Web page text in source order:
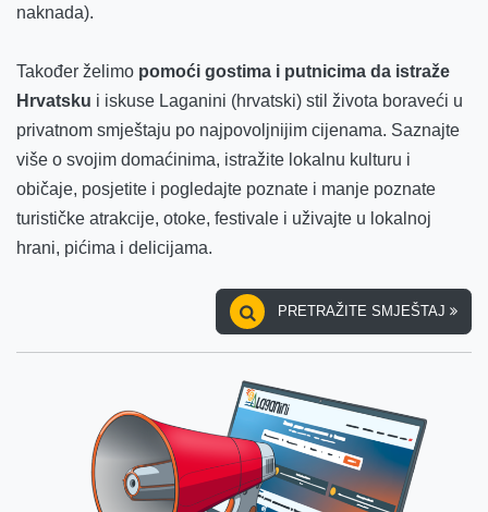
naknada).
Također želimo pomoći gostima i putnicima da istraže
Hrvatsku i iskuse Laganini (hrvatski) stil života boraveći u
privatnom smještaju po najpovoljnijim cijenama. Saznajte
više o svojim domaćinima, istražite lokalnu kulturu i
običaje, posjetite i pogledajte poznate i manje poznate
turističke atrakcije, otoke, festivale i uživajte u lokalnoj
hrani, pićima i delicijama.
PRETRAŽITE SMJEŠTAJ